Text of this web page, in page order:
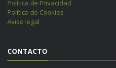
Política de Privacidad
Política de Cookies
Aviso legal
CONTACTO